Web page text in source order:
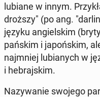
lubiane w innym.
droż­szy" (po ang.
języku an­giel­skim
pań­skim i ja­poń­skim,
naj­mniej lu­bia­nych w
i he­braj­skim.
Na­zy­wa­nie swojego